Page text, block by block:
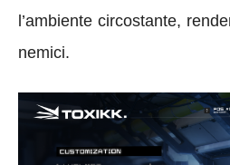
l’ambiente circostante,
nemici.